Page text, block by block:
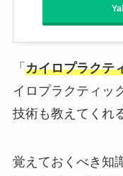
「 カイロプラクテ
イロプラクティッ
技術も教えてくれ
覚えておくべき知